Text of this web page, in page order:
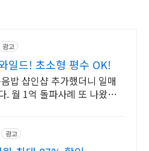
광고
일드! 초소형 평수 OK!
밥 샵인샵 추가했더니 일매
. 월 1억 돌파사례 또 나왔다!
광고